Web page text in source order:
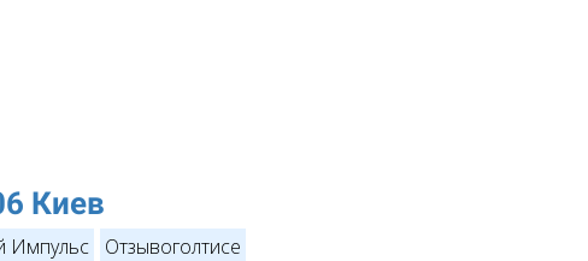
Киев
Импульс Отзывоголтисе